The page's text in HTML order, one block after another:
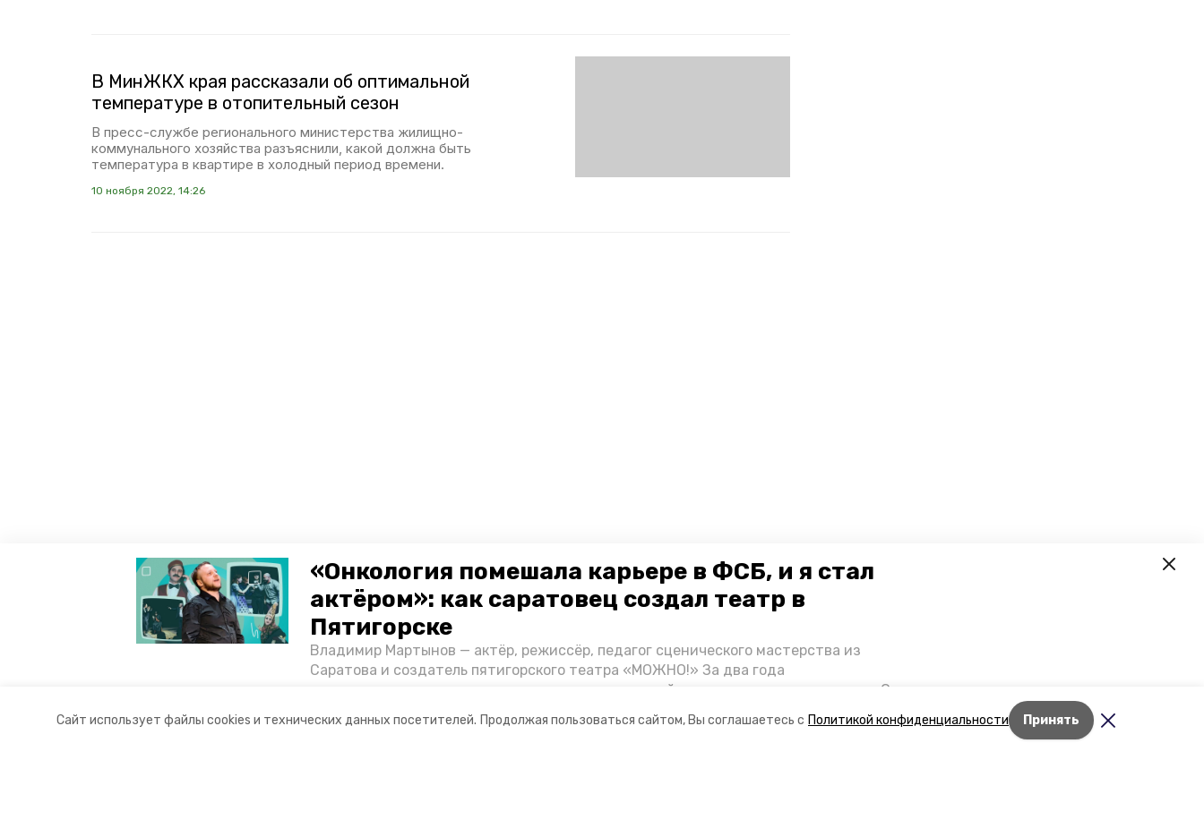
Сайт использует файлы cookies и технических данных посетителей. Продолжая пользоваться сайтом, Вы соглашаетесь с Политикой конфиденциальности Принять
«Онкология помешала карьере в ФСБ, и я стал
актёром»: как саратовец создал театр в
Пятигорске
Владимир Мартынов — актёр, режиссёр, педагог сценического мастерства из
Саратова и создатель пятигорского театра «МОЖНО!» За два года
существования театр выпустил восемь спектаклей, впереди — новые премьеры. О
корреспонденту «Портала Пятигорска».
В МинЖКХ края рассказали об оптимальной
температуре в отопительный сезон
В пресс-службе регионального министерства жилищно-
коммунального хозяйства разъяснили, какой должна быть
температура в квартире в холодный период времени.
10 ноября 2022, 14:26